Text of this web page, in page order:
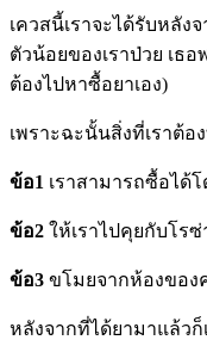
เควสนี้เราจะได้รับหลั
ตัวน้อยของเราป่วย เธ
ต้องไปหาซื้อยาเอง)
เพราะฉะนั้นสิ่งที่เราต้
ข้อ1 เราสามารถซื้อได้
ข้อ2 ให้เราไปคุยกับโร
ข้อ3 ขโมยจากห้องของ
หลังจากที่ได้ยามาแล้ว